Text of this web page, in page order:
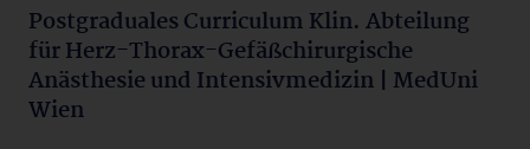
Postgraduales Curriculum Klin. Abteilung
für Herz-Thorax-Gefäßchirurgische
Anästhesie und Intensivmedizin | MedUni
Wien